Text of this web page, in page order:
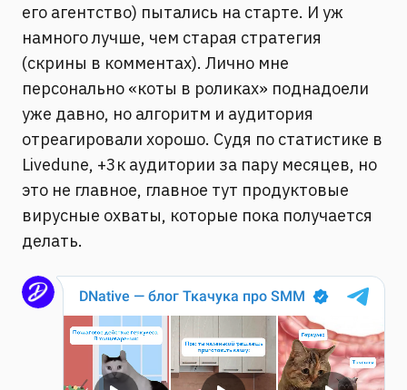
его агентство) пытались на старте. И уж
намного лучше, чем старая стратегия
(скрины в комментах). Лично мне
персонально «коты в роликах» поднадоели
уже давно, но алгоритм и аудитория
отреагировали хорошо. Судя по статистике в
Livedune, +3к аудитории за пару месяцев, но
это не главное, главное тут продуктовые
вирусные охваты, которые пока получается
делать.